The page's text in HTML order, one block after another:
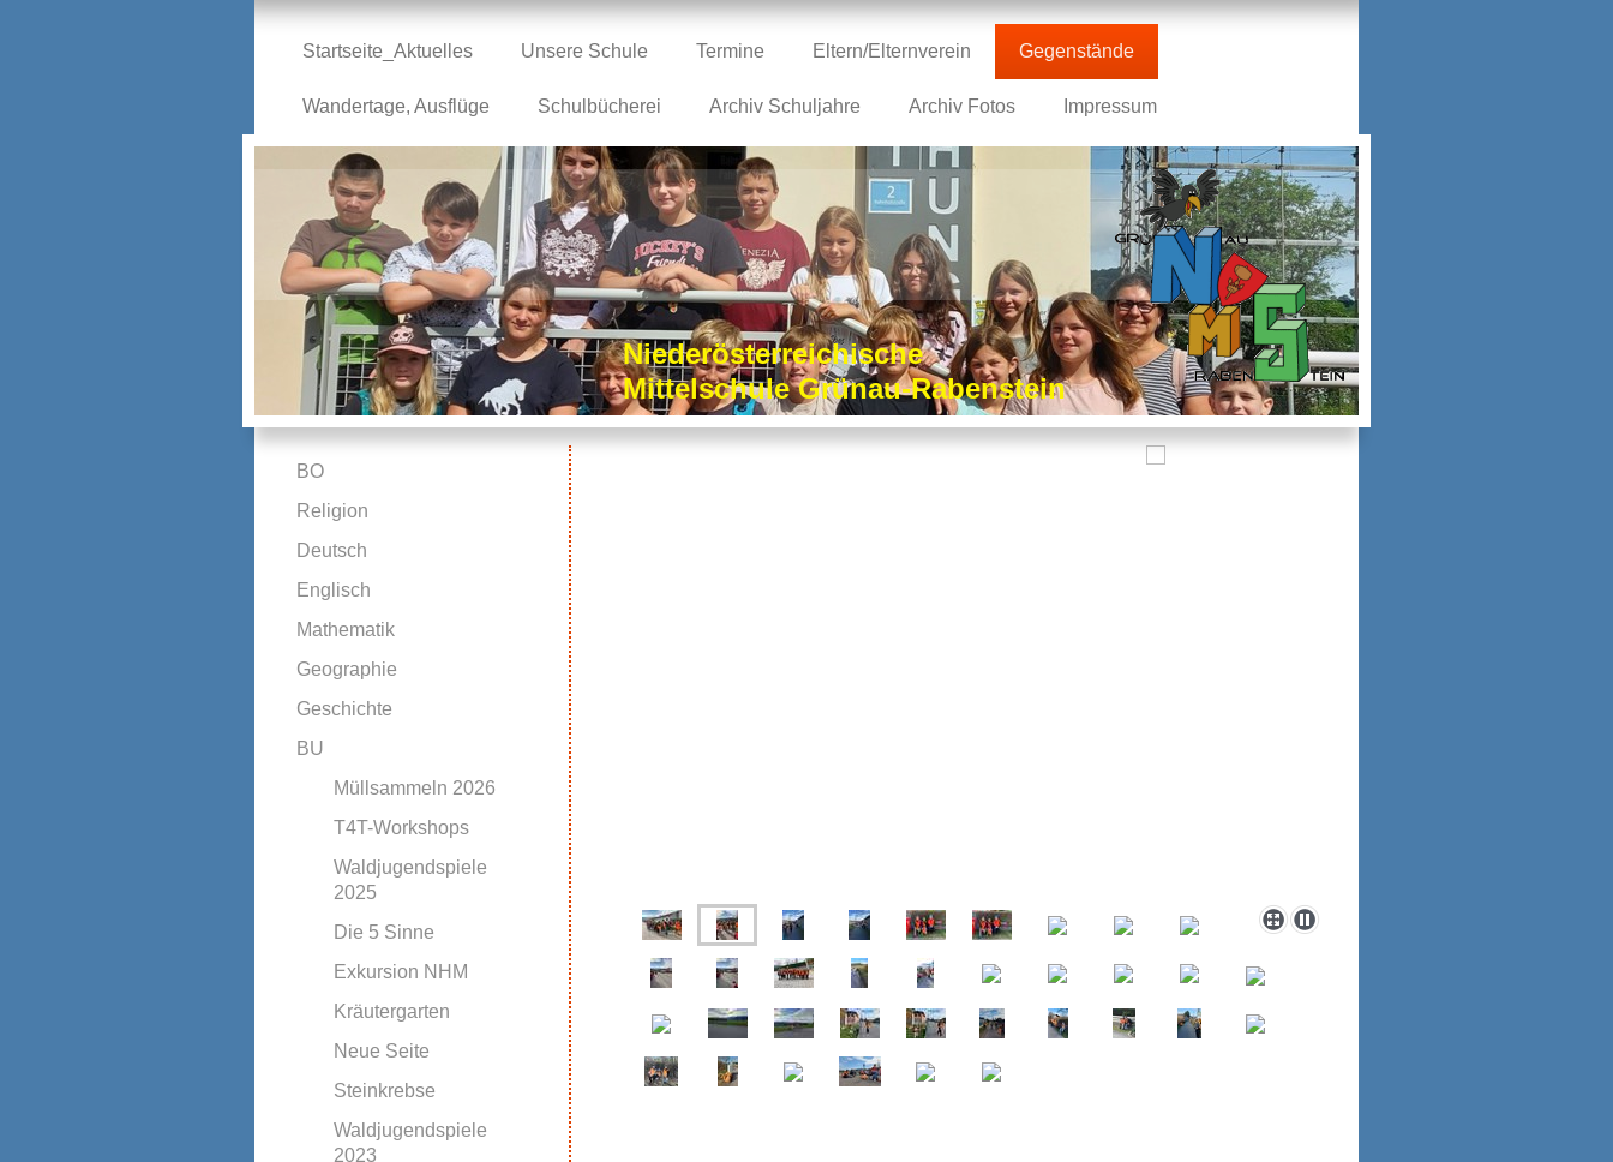
Startseite_Aktuelles Unsere Schule Termine Eltern/Elternverein Gegenstände
Wandertage, Ausflüge Schulbücherei Archiv Schuljahre Archiv Fotos Impressum
Niederösterreichische
Mittelschule Grünau-Rabenstein
BO
Religion
Deutsch
Englisch
Mathematik
Geographie
Geschichte
BU
Müllsammeln 2026
T4T-Workshops
Waldjugendspiele
2025
Die 5 Sinne
Exkursion NHM
Kräutergarten
Neue Seite
Steinkrebse
Waldjugendspiele
2023